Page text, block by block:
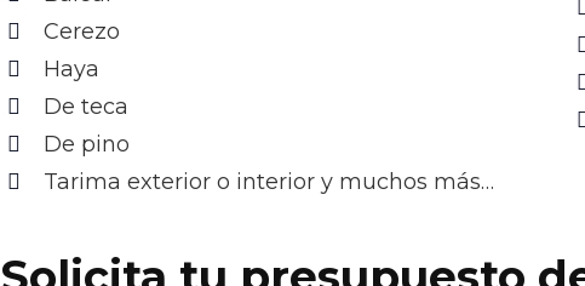
Cerezo
Haya
De teca
De pino
Tarima exterior o interior y muchos más…